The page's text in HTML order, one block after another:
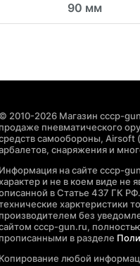
90 мм
© 2010-2026 Магазин cccp-
продаже пневматического
самообороны, Airsoft
снаряжения и
Информация на сайте cccp-
и не в коем виде не
в Статье 437 ГК
харктеристики
производителем без
cccp-gun.ru,
прописанными в разделе
Копирование любой